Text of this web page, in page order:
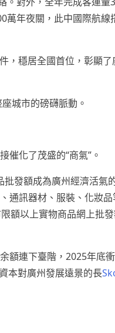
萬年夜關，此中國際航線
，穩居全國首位，彰顯了
城市的磅礴脈動。
催化了茂盛的“商氣”。
發額成為廣州經濟活氣
通訊器材、服裝、化妝
額以上實物商品網上批
額連下臺階，2025年底
本對廣州發展遠景的長